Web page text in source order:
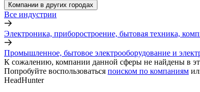
Компании в других городах
Все индустрии
Электроника, приборостроение, бытовая техника,
Промышленное, бытовое электрооборудование и
К сожалению, компании данной сферы не найдены в
Попробуйте воспользоваться поиском по компаниям
HeadHunter